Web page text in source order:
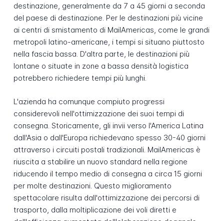
destinazione, generalmente da 7 a 45 giorni a seconda
del paese di destinazione. Per le destinazioni più vicine
ai centri di smistamento di MailAmericas, come le grandi
metropoli latino-americane, i tempi si situano piuttosto
nella fascia bassa. D'altra parte, le destinazioni più
lontane o situate in zone a bassa densità logistica
potrebbero richiedere tempi più lunghi.
L'azienda ha comunque compiuto progressi
considerevoli nell'ottimizzazione dei suoi tempi di
consegna. Storicamente, gli invii verso l'America Latina
dall'Asia o dall'Europa richiedevano spesso 30-40 giorni
attraverso i circuiti postali tradizionali. MailAmericas è
riuscita a stabilire un nuovo standard nella regione
riducendo il tempo medio di consegna a circa 15 giorni
per molte destinazioni. Questo miglioramento
spettacolare risulta dall'ottimizzazione dei percorsi di
trasporto, dalla moltiplicazione dei voli diretti e